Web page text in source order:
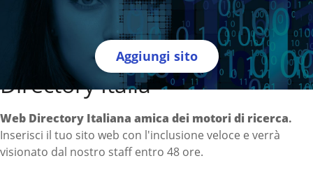
Aggiungi sito
Directory Italia
Web Directory Italiana amica dei motori di ricerca.
Inserisci il tuo sito web con l'inclusione veloce e verrà
visionato dal nostro staff entro 48 ore.